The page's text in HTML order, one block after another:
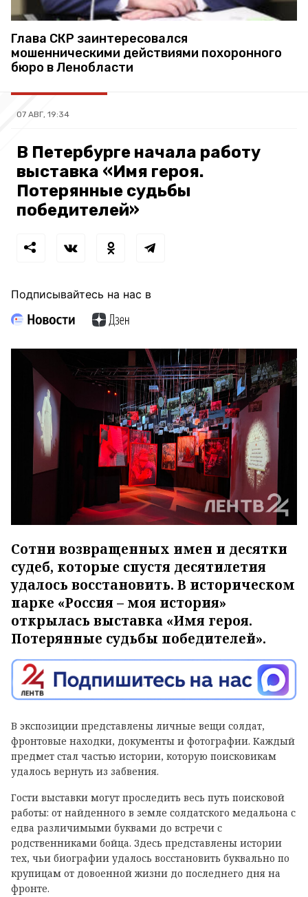
Глава СКР заинтересовался
мошенническими действиями похоронного
бюро в Ленобласти
07 АВГ, 19:34
В Петербурге начала работу
выставка «Имя героя.
Потерянные судьбы
победителей»
Подписывайтесь на нас в
Сотни возвращенных имен и десятки
судеб, которые спустя десятилетия
удалось восстановить. В историческом
парке «Россия – моя история»
открылась выставка «Имя героя.
Потерянные судьбы победителей».
В экспозиции представлены личные вещи солдат,
фронтовые находки, документы и фотографии. Каждый
предмет стал частью истории, которую поисковикам
удалось вернуть из забвения.
Гости выставки могут проследить весь путь поисковой
работы: от найденного в земле солдатского медальона с
едва различимыми буквами до встречи с
родственниками бойца. Здесь представлены истории
тех, чьи биографии удалось восстановить буквально по
крупицам от довоенной жизни до последнего дня на
фронте.